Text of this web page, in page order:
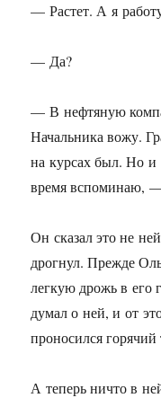
— Растет. А я
— Да?
— В нефтяную
Начальника вожу.
на курсах был. Но и
время вспоминаю, —
Он сказал это не
дрогнул. Прежде
легкую дрожь в его
думал о ней, и от
проносился горячий
А теперь ничто в